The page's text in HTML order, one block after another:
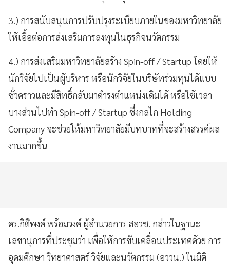
3. ) การสนับสนุนการปรับปรุงระเบียบภายในของมหาวิทยาลัย
ให้เอื้อต่อการส่งเสริมการลงทุนในธุรกิจนวัตกรรม
4. ) การส่งเสริมมหาวิทยาลัยสร้าง Spin-off / Startupโดยให้
นักวิจัยไปเป็นผู้บริหาร หรือนักวิจัยในบริษัทร่วมทุนได้แบบ
ชั่วคราวและมีสิทธิ์กลับมาดำรงตำแหน่งเดิมได้ หรือใช้เวลา
บางส่วนไปทำ Spin-off / Startup ซึ่งกลไก Holding
Company จะช่วยให้มหาวิทยาลัยมีบทบาทที่จะสร้างสรรค์ผล
งานมากขึ้น
ดร. กิติพงค์ พร้อมวงค์ ผู้อำนวยการ สอวช กล่าวในฐานะ
เลขานุการที่ประชุมว่า เพื่อให้การขับเคลื่อนประเทศด้วย การ
อุดมศึกษา วิทยาศาสตร์ วิจัยและนวัตกรรม (อววน.) ในมิติ